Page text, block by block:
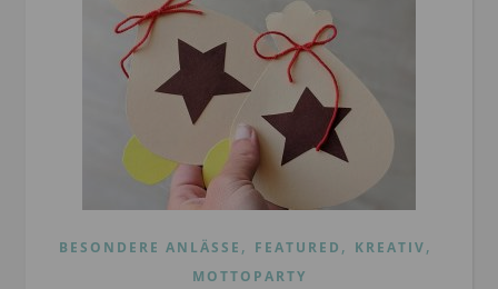
BESONDERE ANLÄSSE , FEATURED , KREATIV,
MOTTOPARTY